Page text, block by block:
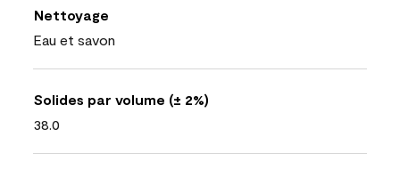
Nettoyage
Eau et savon
Solides par volume (± 2%)
38.0